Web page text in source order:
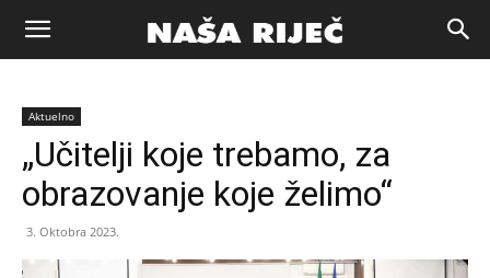
Naša
riječ
Aktuelno
„Učitelji koje trebamo, za
obrazovanje koje želimo“
3. Oktobra 2023.